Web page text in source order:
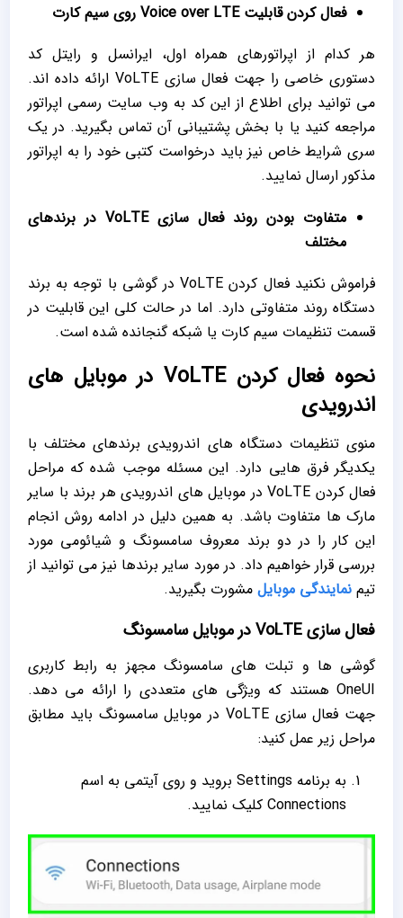
فعال کردن قابلیت Voice over LTE روی سیم کارت
هر کدام از اپراتورهای همراه اول، ایرانسل و رایتل کد
دستوری خاصی را جهت فعال سازی VoLTE ارائه داده ‌اند.‌
می‌ توانید برای اطلاع از این کد به وب سایت رسمی اپراتور
مراجعه کنید یا با بخش پشتیبانی آن تماس بگیرید. در یک
سری شرایط خاص نیز باید درخواست کتبی خود را به اپراتور
مذکور ارسال نمایید.
متفاوت بودن روند فعال‌ سازی VoLTE در برندهای
مختلف
فراموش نکنید فعال کردن VoLTE در گوشی با توجه به برند
دستگاه روند متفاوتی دارد. اما در حالت کلی این قابلیت در
قسمت تنظیمات سیم کارت یا شبکه گنجانده شده است.
نحوه فعال کردن VoLTE در موبایل های
اندرویدی
منوی تنظیمات دستگاه ‌های اندرویدی برندهای مختلف با
یکدیگر فرق هایی دارد. این مسئله موجب شده که مراحل
فعال کردن VoLTE در موبایل های اندرویدی هر برند با سایر
مارک ‌ها متفاوت باشد. به همین دلیل در ادامه روش انجام
این کار را در دو برند معروف سامسونگ و شیائومی مورد
بررسی قرار خواهیم داد. در مورد سایر برندها نیز می توانید از
تیم نمایندگی موبایل مشورت بگیرید.
فعال سازی VoLTE در موبایل سامسونگ
گوشی ‌ها و تبلت‌ های سامسونگ مجهز به رابط کاربری
OneUI هستند که ویژگی ‌های متعددی را ارائه می ‌دهد.
جهت فعال سازی VoLTE در موبایل سامسونگ باید مطابق
مراحل زیر عمل کنید:
به برنامه Settings بروید و روی آیتمی به اسم
Connections کلیک نمایید.